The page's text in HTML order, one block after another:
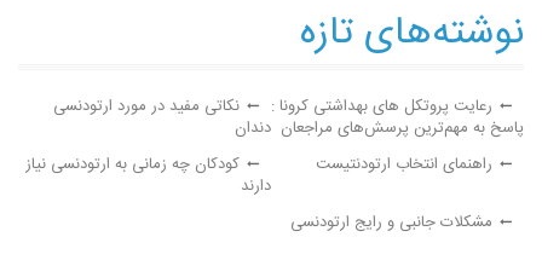
نوشته‌های تازه
رعایت پروتکل های بهداشتی کرونا :
پاسخ به مهم‌ترین پرسش‌های مراجعان
نکاتی مفید در مورد ارتودنسی
دندان
راهنمای انتخاب ارتودنتیست
کودکان چه زمانی به ارتودنسی نیاز
دارند
مشکلات جانبی و رایج ارتودنسی